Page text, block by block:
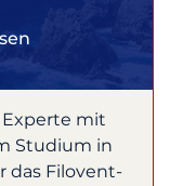
Experte mit
Studium in
das Filovent-